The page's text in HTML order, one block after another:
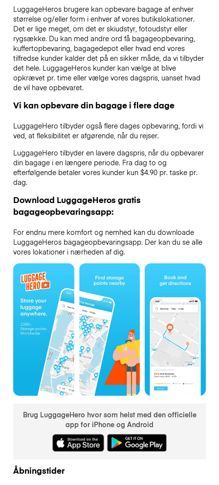
LuggageHeros brugere kan opbevare bagage af enhver
størrelse og/eller form i enhver af vores butikslokationer.
Det er lige meget, om det er skiudstyr, fotoudstyr eller
rygsække. Du kan med andre ord få bagageopbevaring,
kuffertopbevaring, bagagedepot eller hvad end vores
tilfredse kunder kalder det på en sikker måde, da vi tilbyder
det hele. LuggageHeros kunder kan vælge at blive
opkrævet pr. time eller vælge vores dagspris, uanset hvad
de vil have opbevaret.
Vi kan opbevare din bagage i flere dage
LuggageHero tilbyder også flere dages opbevaring, fordi vi
ved, at fleksibilitet er afgørende, når du rejser.
LuggageHero tilbyder en lavere dagspris, når du opbevarer
din bagage i en længere periode. Fra dag to og
efterfølgende betaler vores kunder kun $4.90 pr. taske pr.
dag.
Download LuggageHeros gratis
bagageopbevaringsapp:
For endnu mere komfort og nemhed kan du downloade
LuggageHeros bagageopbevaringsapp. Der kan du se alle
vores lokationer i nærheden af dig.
Brug LuggageHero hvor som helst med den officielle
app for iPhone og Android
Åbningstider